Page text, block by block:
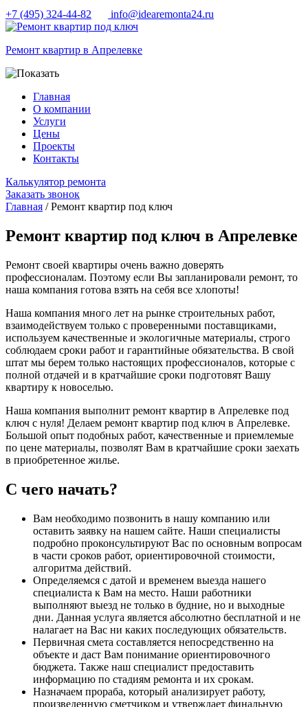
+7 (495) 324-44-82 info@idearemonta24.ru
Ремонт квартир в Апрелевке
Главная
О компании
Услуги
Цены
Проекты
Контакты
Калькулятор ремонта
Заказать звонок
Главная / Ремонт квартир под ключ
Ремонт квартир под ключ в Апрелевке
Ремонт своей квартиры очень важно доверять
профессионалам. Поэтому если Вы запланировали ремонт, то
наша компания готова взять на себя все хлопоты!
Наша компания много лет на рынке строительных работ,
взаимодействуем только с проверенными поставщиками,
используем качественные и экологичные материалы, строго
соблюдаем сроки работ и гарантийные обязательства. В свой
штат мы берем только настоящих профессионалов, которые с
полной отдачей и в кратчайшие сроки подготовят Вашу
квартиру к новоселью.
Наша компания выполнит ремонт квартир в Апрелевке под
ключ с нуля! Делаем ремонт квартир под ключ в Апрелевке.
Большой опыт подобных работ, качественные и приемлемые
по цене материалы, позволят Вам в кратчайшие сроки заехать
в приобретенное жилье.
С чего начать?
Вам необходимо позвонить в нашу компанию или
оставить заявку на нашем сайте. Наши специалисты
подробно проконсультируют Вас по основным вопросам
в части сроков работ, ориентировочной стоимости,
алгоритма действий.
Определяемся с датой и временем выезда нашего
специалиста к Вам на место. Наши работники
выполняют выезд не только в будние, но и выходные
дни. Данная услуга является абсолютно бесплатной и не
налагает на Вас ни каких последующих обязательств.
Первичная смета составляется непосредственно на
объекте и даст Вам понимание ориентировочного
бюджета. Также наш специалист предоставить
информацию по стадиям ремонта и их срокам.
Назначаем прораба, который анализирует работу,
произведенную сметчиком и утверждает финальную